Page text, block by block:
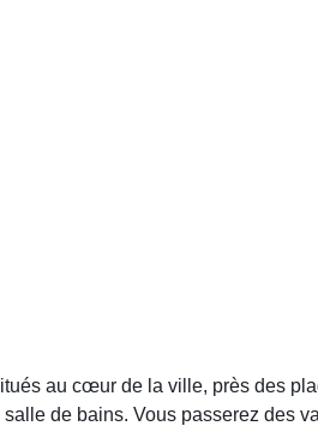
au cœur de la ville, près des
de bains. Vous passerez des